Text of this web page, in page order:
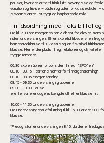
pauser, hvor der er tid til frisk luft, bevægelse og
variation og trivsel – både i og udenfor klasselokalet –
eleverne lærer i et trygt og inspirerende miljø.
Fritidsordning med fleksibilitet
Fra kl. 7.30 om morgenen har vi åbent for elever, som
inden undervisningen. Efter skoletid tilbyder vi en tryg
børnehaveklasse til 3. klasse og en fleksibel
klasse. Her er der plads til leg, relationer og aktiviteter
trygge rammer.
06.30 skolen åbner for børn, der tilmeldt "SFO´en"
08.10 - 08.15 Hestene henter føl til morgensamling*
08.10 - 08.35 Morgensamling
08.45 - 09.30 Undervisning i grupperne
09.30 - 10.00 Pause
erefter varierer dagens længde alt efter klassetrin.
10.00 - 11.30 Undervisning i grupperne
Fra undervisningens afslutning til kl. 16.30 er der SFO
klasse.
*Fredag starter undervisningen 8.15, da der er